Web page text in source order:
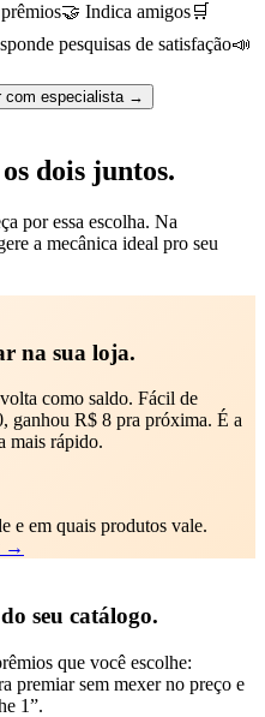
🤝 Indica amigos🛒
pesquisas de satisfação📣
com especialista→
dois juntos.
por essa escolha. Na
a mecânica ideal pro seu
na sua loja.
como saldo. Fácil de
ganhou R$ 8 pra próxima. É a
mais rápido.
e em quais produtos vale.
→
seu catálogo.
que você escolhe:
premiar sem mexer no preço e
1”.